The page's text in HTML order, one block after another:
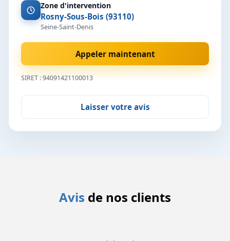
Zone d'intervention
Rosny-Sous-Bois (93110)
Seine-Saint-Denis
Appeler maintenant
SIRET : 94091421100013
Laisser votre avis
Avis de nos clients